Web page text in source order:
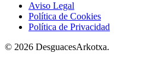
Aviso Legal
Política de Cookies
Política de Privacidad
© 2026 DesguacesArkotxa.